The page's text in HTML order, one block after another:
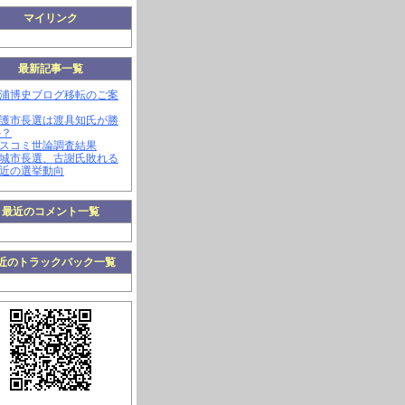
マイリンク
最新記事一覧
博史ブログ移転のご案
市長選は渡具知氏が勝
コミ世論調査結果
市長選、古謝氏敗れる
の選挙動向
最近のコメント一覧
のトラックバック一覧